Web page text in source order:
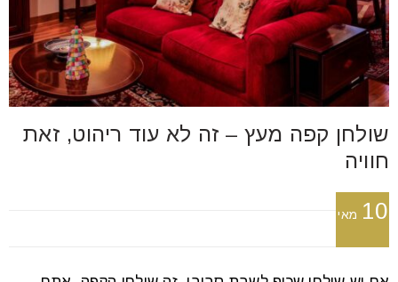
שולחן קפה מעץ – זה לא עוד ריהוט, זאת
חוויה
10 מאי